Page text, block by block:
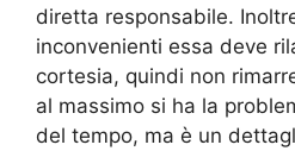
diretta responsabile.
inconvenienti essa deve
cortesia, quindi non
al massimo si ha la
del tempo, ma è un